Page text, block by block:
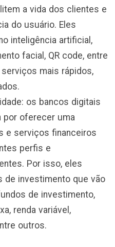
a vida dos clientes e
do usuário. Eles
inteligência artificial,
facial, QR code, entre
mais rápidos,
os bancos digitais
por oferecer uma
e serviços financeiros
perfis e
Por isso, eles
de investimento que vão
de investimento,
renda variável,
outros.